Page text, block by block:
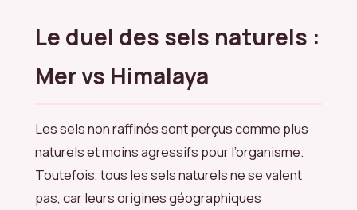
Le duel des sels naturels :
Mer vs Himalaya
Les sels non raffinés sont perçus comme plus
naturels et moins agressifs pour l’organisme.
Toutefois, tous les sels naturels ne se valent
pas, car leurs origines géographiques